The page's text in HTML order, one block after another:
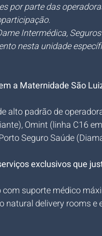
por parte das
Intermédica,
nesta unidade
a Maternidade São
alto padrão de
Omint (linha C16
Seguro Saúde
exclusivos que
suporte médico
natural delivery rooms